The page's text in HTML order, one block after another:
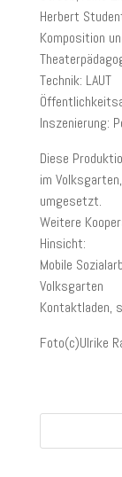
Herbert
Komposition
Technik: LAUT
Inszenierung:
Diese
im
umgesetzt.
Weitere
Hinsicht:
Mobile
Volksgarten
Kontaktladen,
Foto(c)Ulrike